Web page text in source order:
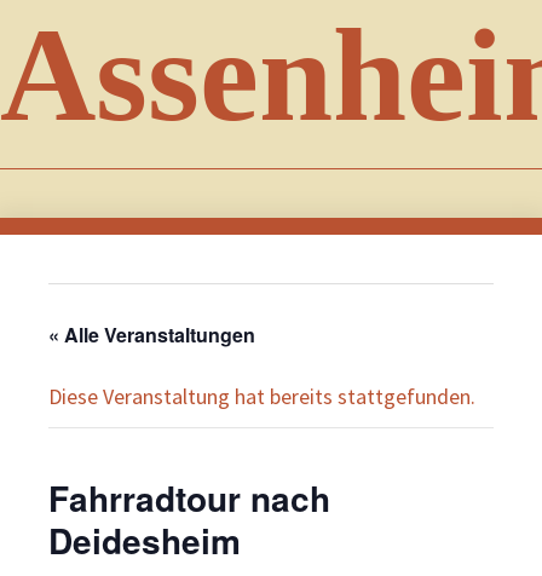
« Alle Veranstaltungen
Diese Veranstaltung hat bereits stattgefunden.
Fahrradtour nach
Deidesheim